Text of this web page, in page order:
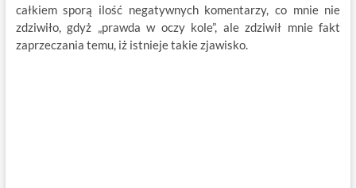
całkiem sporą ilość negatywnych komentarzy, co mnie nie
zdziwiło, gdyż „prawda w oczy kole”, ale zdziwił mnie fakt
zaprzeczania temu, iż istnieje takie zjawisko.